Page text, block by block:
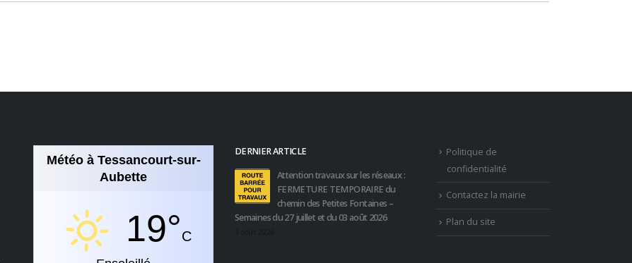
Météo à Tessancourt-sur-
Aubette
19°C
DERNIER ARTICLE
Attention travaux sur les réseaux :
FERMETURE TEMPORAIRE du
chemin des Petites Fontaines –
Semaines du 27 juillet et du 03 août 2026
Politique de
confidentialité
Contactez la mairie
Plan du site